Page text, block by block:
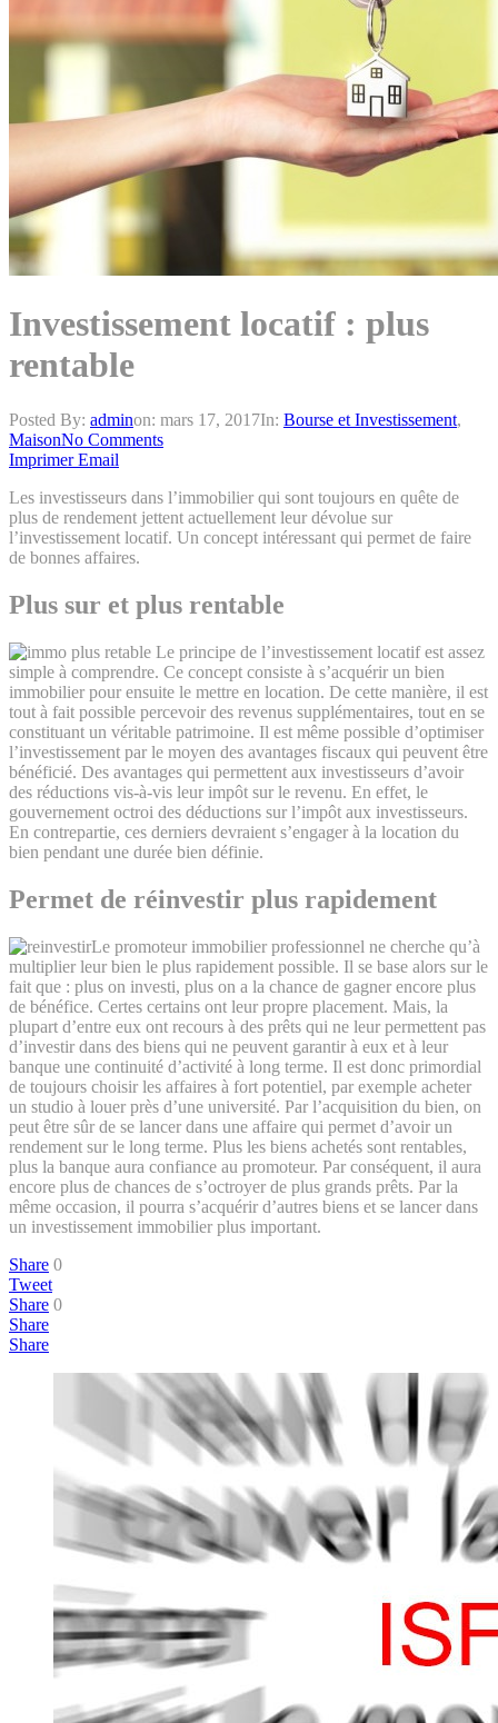
Investissement locatif : plus
rentable
Posted By: adminon: mars 17, 2017In: Bourse et Investissement,
MaisonNo Comments
Imprimer Email
Les investisseurs dans l’immobilier qui sont toujours en quête de
plus de rendement jettent actuellement leur dévolue sur
l’investissement locatif. Un concept intéressant qui permet de faire
de bonnes affaires.
Plus sur et plus rentable
Le principe de l’investissement locatif est assez
simple à comprendre. Ce concept consiste à s’acquérir un bien
immobilier pour ensuite le mettre en location. De cette manière, il est
tout à fait possible percevoir des revenus supplémentaires, tout en se
constituant un véritable patrimoine. Il est même possible d’optimiser
l’investissement par le moyen des avantages fiscaux qui peuvent être
bénéficié. Des avantages qui permettent aux investisseurs d’avoir
des réductions vis-à-vis leur impôt sur le revenu. En effet, le
gouvernement octroi des déductions sur l’impôt aux investisseurs.
En contrepartie, ces derniers devraient s’engager à la location du
bien pendant une durée bien définie.
Permet de réinvestir plus rapidement
Le promoteur immobilier professionnel ne cherche qu’à
multiplier leur bien le plus rapidement possible. Il se base alors sur le
fait que : plus on investi, plus on a la chance de gagner encore plus
de bénéfice. Certes certains ont leur propre placement. Mais, la
plupart d’entre eux ont recours à des prêts qui ne leur permettent pas
d’investir dans des biens qui ne peuvent garantir à eux et à leur
banque une continuité d’activité à long terme. Il est donc primordial
de toujours choisir les affaires à fort potentiel, par exemple acheter
un studio à louer près d’une université. Par l’acquisition du bien, on
peut être sûr de se lancer dans une affaire qui permet d’avoir un
rendement sur le long terme. Plus les biens achetés sont rentables,
plus la banque aura confiance au promoteur. Par conséquent, il aura
encore plus de chances de s’octroyer de plus grands prêts. Par la
même occasion, il pourra s’acquérir d’autres biens et se lancer dans
un investissement immobilier plus important.
Share 0
Tweet
Share 0
Share
Share